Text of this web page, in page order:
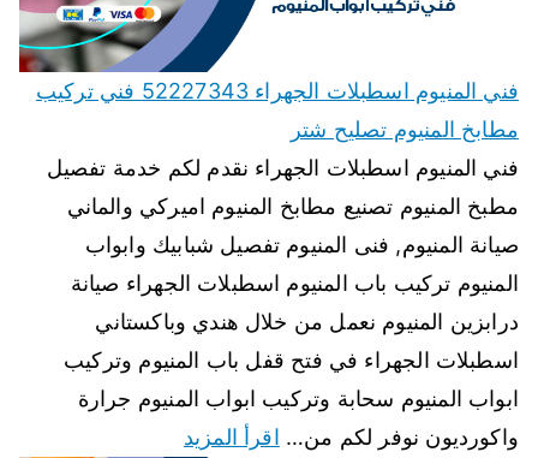
فني المنيوم اسطبلات الجهراء 52227343 فني تركيب
مطابخ المنيوم تصليح شتر
فني المنيوم اسطبلات الجهراء نقدم لكم خدمة تفصيل
مطبخ المنيوم تصنيع مطابخ المنيوم اميركي والماني
صيانة المنيوم, فنى المنيوم تفصيل شبابيك وابواب
المنيوم تركيب باب المنيوم اسطبلات الجهراء صيانة
درابزين المنيوم نعمل من خلال هندي وباكستاني
اسطبلات الجهراء في فتح قفل باب المنيوم وتركيب
ابواب المنيوم سحابة وتركيب ابواب المنيوم جرارة
واكورديون نوفر لكم من… اقرأ المزيد